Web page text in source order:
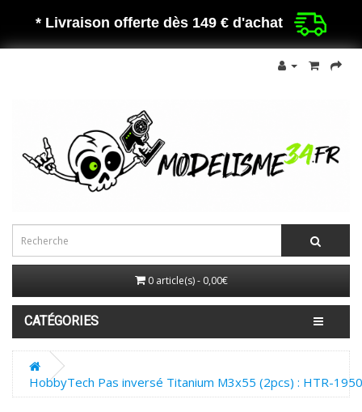
* Livraison offerte dès 149 € d'achat
0 article(s) - 0,00€
CATÉGORIES
HobbyTech Pas inversé Titanium M3x55 (2pcs) : HTR-